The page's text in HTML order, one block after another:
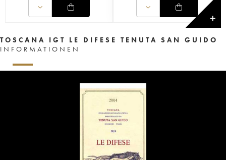
✕
TOSCANA IGT LE DIFESE TENUTA SAN GUIDO
INFORMATIONEN